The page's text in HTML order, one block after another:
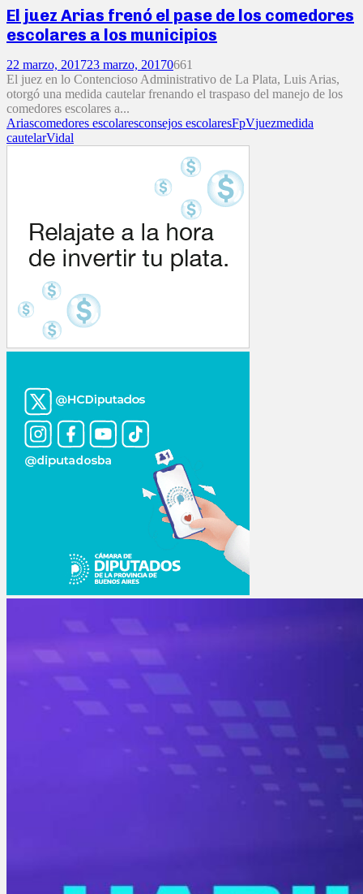
El juez Arias frenó el pase de los comedores
escolares a los municipios
22 marzo, 201723 marzo, 20170661
El juez en lo Contencioso Administrativo de La Plata, Luis Arias,
otorgó una medida cautelar frenando el traspaso del manejo de los
comedores escolares a...
Ariascomedores escolaresconsejos escolaresFpVjuezmedida
cautelarVidal